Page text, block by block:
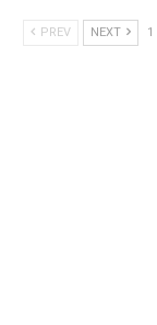
PREV NEXT 1